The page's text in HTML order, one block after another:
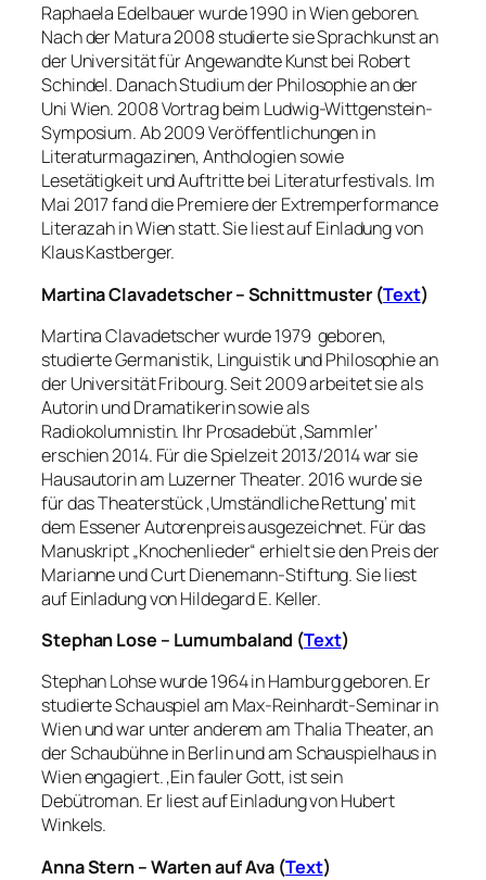
Raphaela Edelbauer wurde 1990 in Wien geboren.
Nach der Matura 2008 studierte sie Sprachkunst an
der Universität für Angewandte Kunst bei Robert
Schindel. Danach Studium der Philosophie an der
Uni Wien. 2008 Vortrag beim Ludwig-Wittgenstein-
Symposium. Ab 2009 Veröffentlichungen in
Literaturmagazinen, Anthologien sowie
Lesetätigkeit und Auftritte bei Literaturfestivals. Im
Mai 2017 fand die Premiere der Extremperformance
Literazah in Wien statt. Sie liest auf Einladung von
Klaus Kastberger.
Martina Clavadetscher – Schnittmuster (Text)
Martina Clavadetscher wurde 1979 geboren,
studierte Germanistik, Linguistik und Philosophie an
der Universität Fribourg. Seit 2009 arbeitet sie als
Autorin und Dramatikerin sowie als
Radiokolumnistin. Ihr Prosadebüt ‚Sammler‘
erschien 2014. Für die Spielzeit 2013/2014 war sie
Hausautorin am Luzerner Theater. 2016 wurde sie
für das Theaterstück ‚Umständliche Rettung‘ mit
dem Essener Autorenpreis ausgezeichnet. Für das
Manuskript „Knochenlieder“ erhielt sie den Preis der
Marianne und Curt Dienemann-Stiftung. Sie liest
auf Einladung von Hildegard E. Keller.
Stephan Lose – Lumumbaland (Text)
Stephan Lohse wurde 1964 in Hamburg geboren. Er
studierte Schauspiel am Max-Reinhardt-Seminar in
Wien und war unter anderem am Thalia Theater, an
der Schaubühne in Berlin und am Schauspielhaus in
Wien engagiert. ‚Ein fauler Gott‚ ist sein
Debütroman. Er liest auf Einladung von Hubert
Winkels.
Anna Stern –Warten auf Ava (Text)